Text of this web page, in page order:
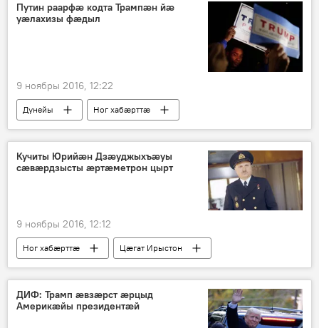
Путин раарфӕ кодта Трампӕн йӕ
уӕлахизы фӕдыл
9 ноябры 2016, 12:22
Дунейы Ног хабӕрттӕ
Кучиты Юрийæн Дзæуджыхъæуы
сæвæрдзысты æртæметрон цырт
9 ноябры 2016, 12:12
Ног хабӕрттӕ Цӕгат Ирыстон
ДИФ: Трамп ӕвзӕрст ӕрцыд
Америкӕйы президентӕй